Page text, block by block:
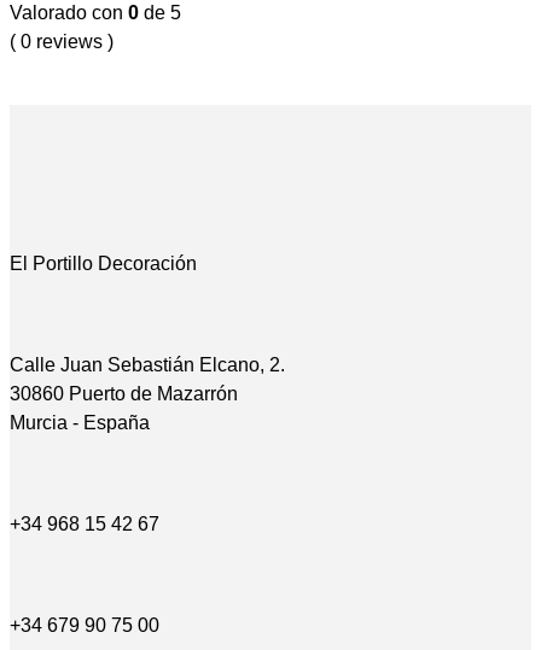
Valorado con 0 de 5
( 0 reviews )
El Portillo Decoración
Calle Juan Sebastián Elcano, 2.
30860 Puerto de Mazarrón
Murcia - España
+34 968 15 42 67
+34 679 90 75 00